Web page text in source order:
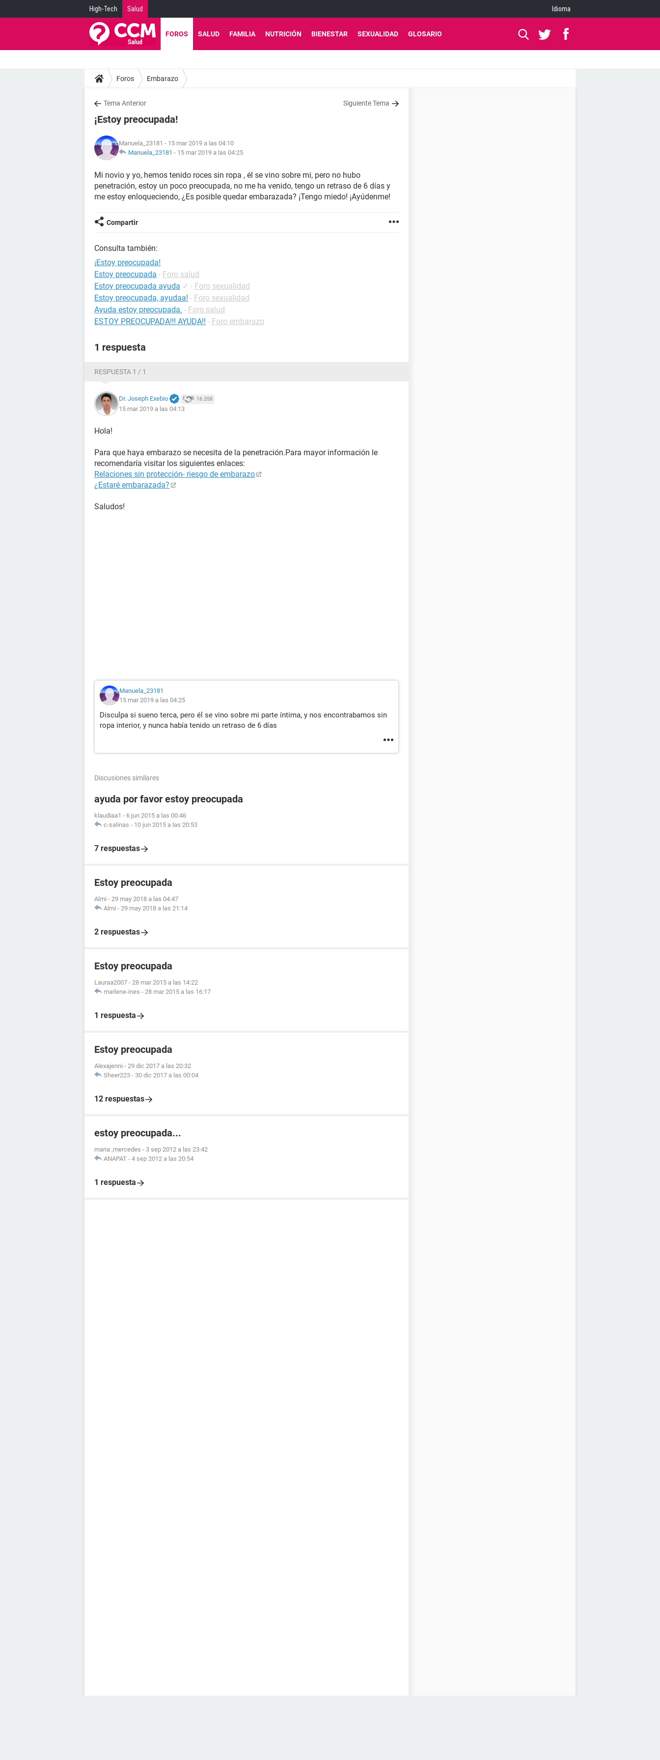
High-Tech Salud Idioma
FOROS SALUD FAMILIA NUTRICIÓN BIENESTAR SEXUALIDAD GLOSARIO
Foros Embarazo
Tema Anterior Siguiente Tema
¡Estoy preocupada!
Manuela_23181 - 15 mar 2019 a las 04:10
Manuela_23181 - 15 mar 2019 a las 04:25
Mi novio y yo, hemos tenido roces sin ropa , él se vino sobre mi, pero no hubo
penetración, estoy un poco preocupada, no me ha venido, tengo un retraso de 6 días y
me estoy enloqueciendo, ¿Es posible quedar embarazada? ¡Tengo miedo! ¡Ayúdenme!
Compartir
Consulta también:
¡Estoy preocupada!
Estoy preocupada - Foro salud
Estoy preocupada ayuda ✓ - Foro sexualidad
Estoy preocupada, ayudaa! - Foro sexualidad
Ayuda estoy preocupada. - Foro salud
ESTOY PREOCUPADA!!! AYUDA!! - Foro embarazo
1 respuesta
RESPUESTA 1 / 1
Dr. Joseph Exebio 16.358
15 mar 2019 a las 04:13
Hola!
Para que haya embarazo se necesita de la penetración.Para mayor información le
recomendaría visitar los siguientes enlaces:
Relaciones sin protección- riesgo de embarazo
¿Estaré embarazada?
Saludos!
Manuela_23181
15 mar 2019 a las 04:25
Disculpa si sueno terca, pero él se vino sobre mi parte íntima, y nos encontrabamos sin
ropa interior, y nunca había tenido un retraso de 6 días
Discusiones similares
ayuda por favor estoy preocupada
klaudiaa1 - 6 jun 2015 a las 00:46
c-salinas - 10 jun 2015 a las 20:53
7 respuestas
Estoy preocupada
Almi - 29 may 2018 a las 04:47
Almi - 29 may 2018 a las 21:14
2 respuestas
Estoy preocupada
Lauraa2007 - 28 mar 2015 a las 14:22
marlene-ines - 28 mar 2015 a las 16:17
1 respuesta
Estoy preocupada
Alexajenni - 29 dic 2017 a las 20:32
Sheer223 - 30 dic 2017 a las 00:04
12 respuestas
estoy preocupada...
maria ,mercedes - 3 sep 2012 a las 23:42
ANAPAT - 4 sep 2012 a las 20:54
1 respuesta